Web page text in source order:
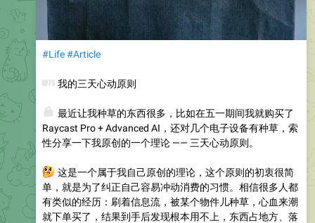
#Life#Article
我的三天心动原则
最近让我种草的东西很多，比如在五一期间我就购买了
Raycast Pro + Advanced AI，还对几个电子设备有种草，索
性分享一下我原创的一个理论 —— 三天心动原则。
这是一个属于我自己原创的理论，这个原则的初衷很简
单，就是为了纠正自己容易冲动消费的习惯。相信很多人都
有类似的经历：刷着信息流，被某个物件儿种草，心血来潮
就下单买了，结果到手后发现根本用不上，东西占地方、落